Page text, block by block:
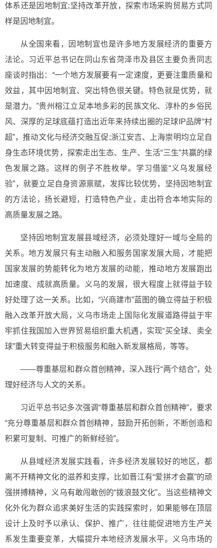
体系还是因地制宜;坚持改革开放，探索市场采购贸易方式同
样是因地制宜。
从全国来看，因地制宜也是许多地方发展经济的重要方
法论。习近平总书记在同山东省菏泽市及县区主要负责同志
座谈时指出：“一个地方发展要有一定速度，更要注重质量和
效益，其中因地制宜、突出特色很关键。特色就是优势，就
是潜力。”贵州榕江立足本地多彩的民族文化、淳朴的乡俗民
风、深厚的足球底蕴打造出近年来持续出圈的足球IP品牌“村
超”，推动文化与经济交融互促;浙江安吉、上海崇明均立足自
身生态环境优势，探索走出生态、生产、生活“三生”共赢的绿
色发展之路。这样的例子不胜枚举。学习借鉴“义乌发展经
验”，就要立足自身资源禀赋，发挥比较优势，坚持因地制宜
的方法论，扬长避短，打造特色产业，走出符合本地实际的
高质量发展之路。
坚持因地制宜发展县域经济，必须处理好一域与全局的
关系。地方发展只有主动融入和服务国家发展大局，才能把
国家发展的势能转化为地方发展的动能，推动地方发展跑出
加速度、成就高质量。义乌的发展，很大程度上就得益于较
好处理了这一关系。比如，“兴商建市”蓝图的确立得益于积极
融入改革开放大局，义乌市场走上国际化发展道路得益于牢
牢抓住我国加入世界贸易组织重大机遇，实现“买全球、卖全
球”重大转变得益于积极服务和融入新发展格局，等等。
——尊重基层和群众首创精神，深入践行“两个结合”，处
理好经济与人文的关系。
习近平总书记多次强调“尊重基层和群众首创精神”，要求
“充分尊重基层和群众首创精神，鼓励开拓创新，不断创造和
积累可复制、可推广的新鲜经验”。
从县域经济发展实践看，许多经济发展较好的地区，都
离不开精神文化的滋养和支撑，比如晋江有“爱拼才会赢”的顽
强拼搏精神，义乌有敢闯敢创的“拨浪鼓文化”。当这些精神文
化外化为群众追求美好生活的实践探索时，如果能够在顶层
设计上及时予以承认、保护、推广，往往能促进地方生产关
系发生重要变革，大幅提升本地经济发展水平。义乌市场的